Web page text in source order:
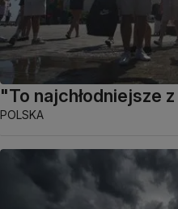
"To najchłodniejsze
POLSKA